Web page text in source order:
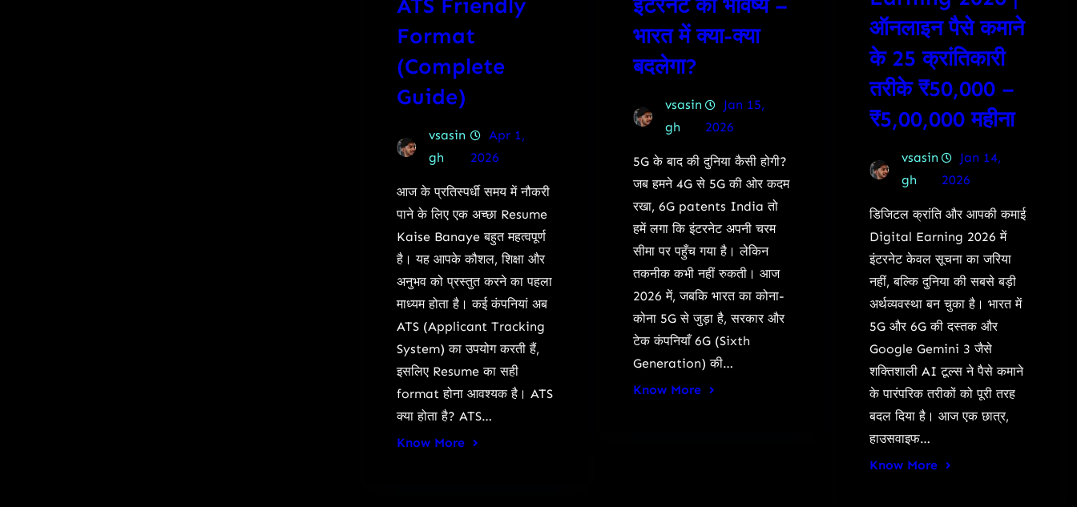
Format
(Complete
Guide)
vsasin
gh
Apr 1,
2026
आज के प्रतिस्पर्धी समय में नौकरी
पाने के लिए एक अच्छा Resume
Kaise Banaye बहुत महत्वपूर्ण
है। यह आपके कौशल, शिक्षा और
अनुभव को प्रस्तुत करने का पहला
माध्यम होता है। कई कंपनियां अब
ATS (Applicant Tracking
System) का उपयोग करती हैं,
इसलिए Resume का सही
format होना आवश्यक है। ATS
क्या होता है? ATS…
Know More
भारत में क्या-क्या
बदलेगा?
vsasin
gh
Jan 15,
2026
5G के बाद की दुनिया कैसी होगी?
जब हमने 4G से 5G की ओर कदम
रखा, 6G patents India तो
हमें लगा कि इंटरनेट अपनी चरम
सीमा पर पहुँच गया है। लेकिन
तकनीक कभी नहीं रुकती। आज
2026 में, जबकि भारत का कोना-
कोना 5G से जुड़ा है, सरकार और
टेक कंपनियाँ 6G (Sixth
Generation) की…
Know More
ऑनलाइन पैसे कमाने
के 25 क्रांतिकारी
तरीके ₹50,000 –
₹5,00,000 महीना
vsasin
gh
Jan 14,
2026
डिजिटल क्रांति और आपकी कमाई
Digital Earning 2026 में
इंटरनेट केवल सूचना का जरिया
नहीं, बल्कि दुनिया की सबसे बड़ी
अर्थव्यवस्था बन चुका है। भारत में
5G और 6G की दस्तक और
Google Gemini 3 जैसे
शक्तिशाली AI टूल्स ने पैसे कमाने
के पारंपरिक तरीकों को पूरी तरह
बदल दिया है। आज एक छात्र,
हाउसवाइफ…
Know More